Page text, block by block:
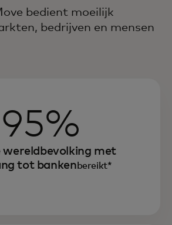
bedient moeilijk
bedrijven en mensen
95%
wereldbevolking met
tot banken bereikt*